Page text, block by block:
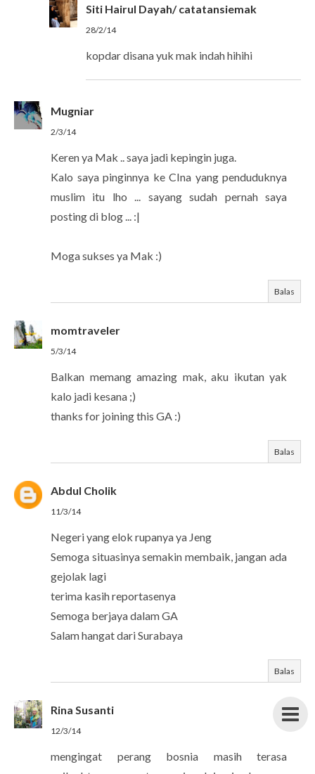
Siti Hairul Dayah/ catatansiemak
28/2/14
kopdar disana yuk mak indah hihihi
Mugniar
2/3/14
Keren ya Mak .. saya jadi kepingin juga.
Kalo saya pinginnya ke CIna yang penduduknya
muslim itu lho ... sayang sudah pernah saya
posting di blog ... :|
Moga sukses ya Mak :)
Balas
momtraveler
5/3/14
Balkan memang amazing mak, aku ikutan yak
kalo jadi kesana ;)
thanks for joining this GA :)
Balas
Abdul Cholik
11/3/14
Negeri yang elok rupanya ya Jeng
Semoga situasinya semakin membaik, jangan ada
gejolak lagi
terima kasih reportasenya
Semoga berjaya dalam GA
Salam hangat dari Surabaya
Balas
Rina Susanti
12/3/14
mengingat perang bosnia masih terasa